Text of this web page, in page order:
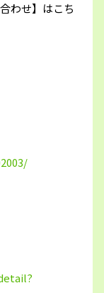
わせ】はこち